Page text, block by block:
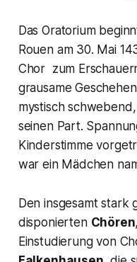
Das Oratorium
Rouen am 30. Mai
Chor zum
grausame
mystisch
seinen Part.
Kinderstimme
war ein Mädchen
Den insgesamt
disponierten Chören
Einstudierung von